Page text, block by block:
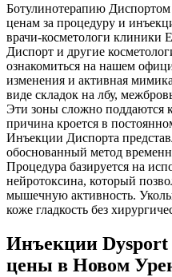
Ботулинотерапию
ценам за процедуру и
врачи-косметологи клиники
Диспорт и другие
ознакомиться на нашем
изменения и активная
виде складок на лбу,
Эти зоны сложно поддаются
причина кроется в
Инъекции Диспорта
обоснованный метод
Процедура базируется на
нейротоксина, который
мышечную активность.
коже гладкость без
Инъекции Dysport
цены в Новом